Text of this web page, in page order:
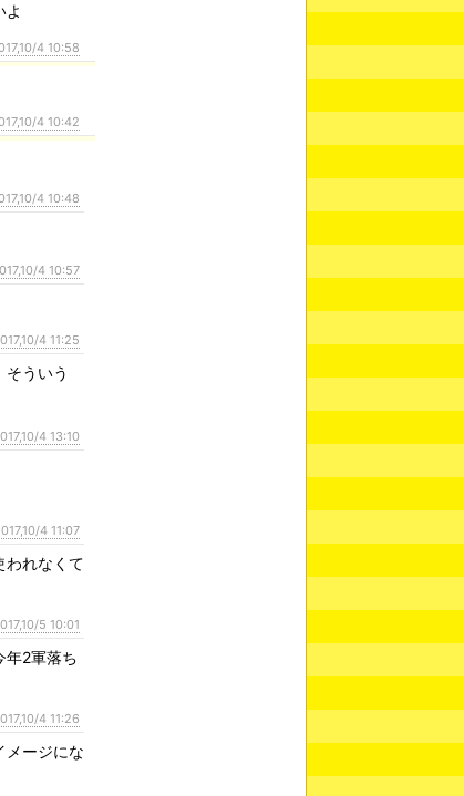
よ
4 10:58
4 10:42
4 10:48
4 10:57
4 11:25
ういう
4 13:10
4 11:07
われなくて
5 10:01
年2軍落ち
4 11:26
メージにな